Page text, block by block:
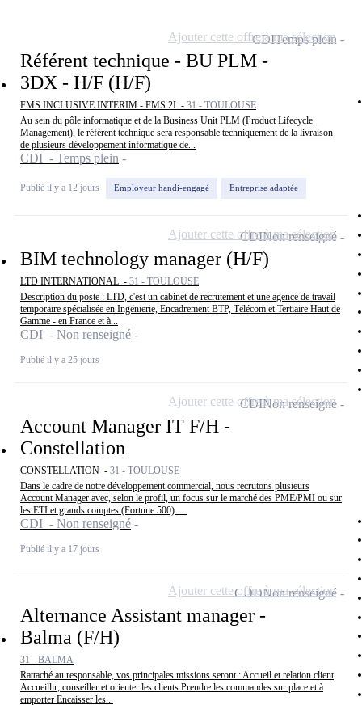
Référent technique - BU PLM -
3DX - H/F (H/F)
FMS INCLUSIVE INTERIM - FMS 2I - 31 - TOULOUSE
Au sein du pôle informatique et de la Business Unit PLM (Product Lifecycle
Management), le référent technique sera responsable techniquement de la livraison
de plusieurs développement informatique de...
CDI - Temps plein
Publié il y a 12 jours Employeur handi-engagé Entreprise adaptée
CDITemps plein
Ajouter cette offre à ma sélection
BIM technology manager (H/F)
LTD INTERNATIONAL - 31 - TOULOUSE
Description du poste : LTD, c'est un cabinet de recrutement et une agence de travail
temporaire spécialisée en Ingénierie, Encadrement BTP, Télécom et Tertiaire Haut de
Gamme - en France et à...
CDI - Non renseigné
Publié il y a 25 jours
CDINon renseigné
Ajouter cette offre à ma sélection
Account Manager IT F/H -
Constellation
CONSTELLATION - 31 - TOULOUSE
Dans le cadre de notre développement commercial, nous recrutons plusieurs
Account Manager avec, selon le profil, un focus sur le marché des PME/PMI ou sur
les ETI et grands comptes (Fortune 500). ...
CDI - Non renseigné
Publié il y a 17 jours
CDINon renseigné
Ajouter cette offre à ma sélection
Alternance Assistant manager -
Balma (F/H)
31 - BALMA
Rattaché au responsable, vos principales missions seront : Accueil et relation client
Accueillir, conseiller et orienter les clients Prendre les commandes sur place et à
emporter Encaisser les...
CDDNon renseigné
Ajouter cette offre à ma sélection